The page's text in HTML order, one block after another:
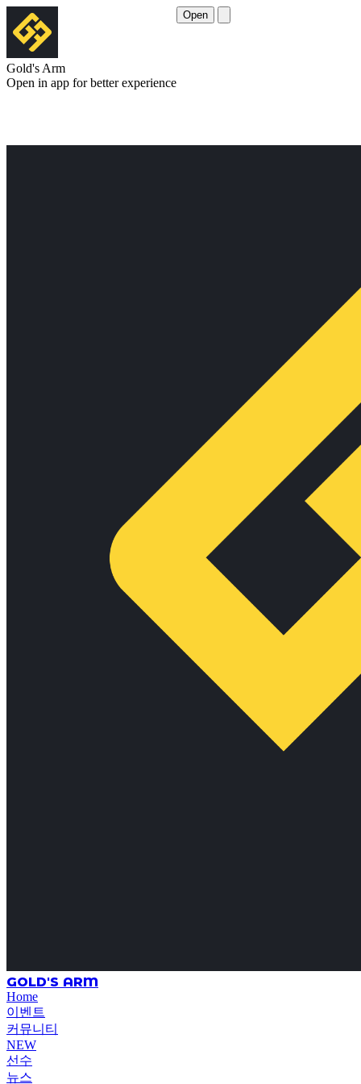
Gold's Arm
Open in app for better experience
Open
GOLD'S ARM
Home
이벤트
커뮤니티
NEW
선수
뉴스